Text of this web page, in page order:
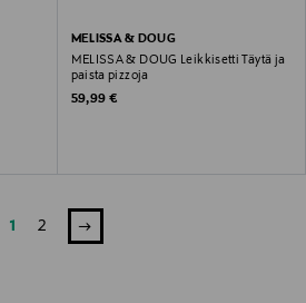
MELISSA & DOUG
MELISSA & DOUG Leikkisetti Täytä ja
paista pizzoja
Original Price
59,99 €
1 2